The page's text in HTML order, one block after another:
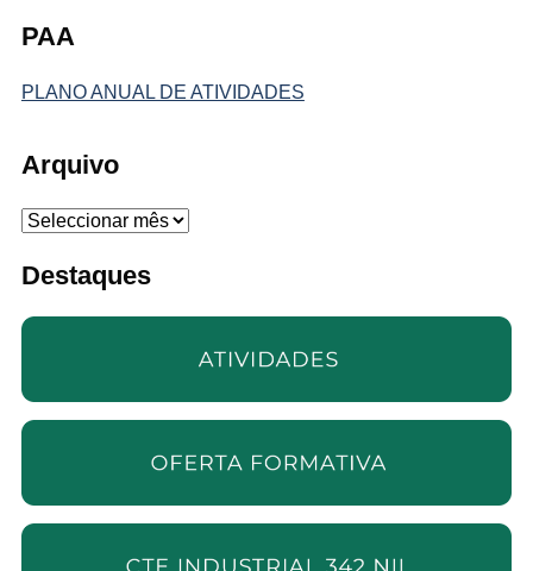
PAA
PLANO ANUAL DE ATIVIDADES
Arquivo
Arquivo
Destaques